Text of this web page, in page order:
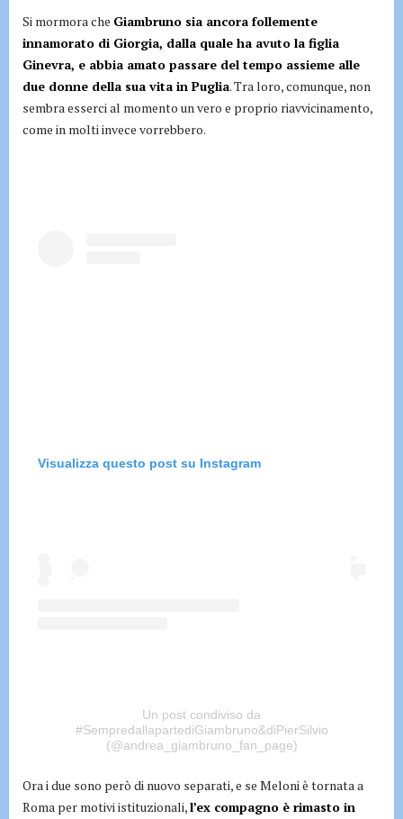
Si mormora che Giambruno sia ancora follemente
innamorato di Giorgia, dalla quale ha avuto la figlia
Ginevra, e abbia amato passare del tempo assieme alle
due donne della sua vita in Puglia. Tra loro, comunque, non
sembra esserci al momento un vero e proprio riavvicinamento,
come in molti invece vorrebbero.
Visualizza questo post su Instagram
Un post condiviso da
#SempredallapartediGiambruno&diPierSilvio
(@andrea_giambruno_fan_page)
Ora i due sono però di nuovo separati, e se Meloni è tornata a
Roma per motivi istituzionali,l’ex compagno è rimasto in